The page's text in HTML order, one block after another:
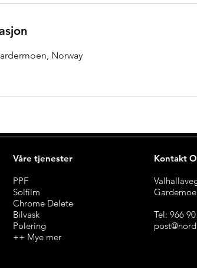
Norway
Våre tjenester
PPF
Solfilm
Chrome Delete
Bilvask
Polering
++ Mye mer
Kontakt
Tel: 966 90